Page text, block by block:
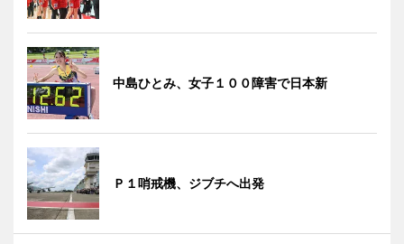
中島ひとみ、女子１００障害で日本新
Ｐ１哨戒機、ジブチへ出発